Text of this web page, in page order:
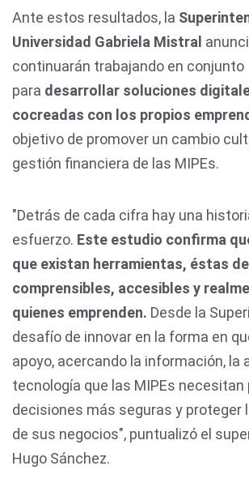
Ante estos resultados, la
Universidad Gabriela Mistral
continuarán trabajando en conjunto
para desarrollar soluciones
cocreadas con los propios
objetivo de promover un cambio
gestión financiera de las MIPEs.
"Detrás de cada cifra hay una
esfuerzo. Este estudio confirma
que existan herramientas, éstas
comprensibles, accesibles y
quienes emprenden. Desde la
desafío de innovar en la forma en
apoyo, acercando la información, la
tecnología que las MIPEs
decisiones más seguras y proteger
de sus negocios", puntualizó el
Hugo Sánchez.